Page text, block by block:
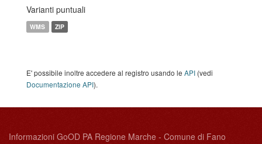
Varianti puntuali
WMS ZIP
E' possibile inoltre accedere al registro usando le API (vedi
Documentazione API).
Informazioni GoOD PA Regione Marche - Comune di Fano